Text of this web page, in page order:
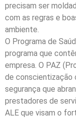
precisam ser
com as regras e
ambiente.
O Programa de
programa que
empresa. O PAZ
de conscientização
segurança que
prestadores de
ALE que visam o